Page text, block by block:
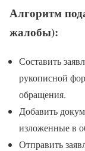
Алгоритм
жалобы):
Составить
рукописной
обращения.
Добавить
изложенные в
Отправить